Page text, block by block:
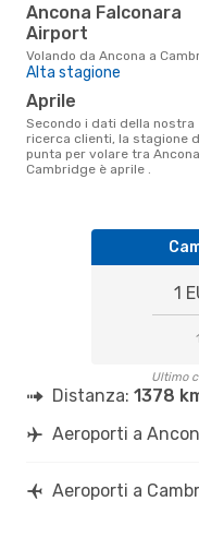
Ancona Falconara
Airport
Volando da Ancona a
Alta stagione
aprile
Secondo i dati della nostra
ricerca clienti, la stagione
punta per volare tra
Cambridge è aprile .
1
Ultimo
Distanza: 1378
Aeroporti a
Aeroporti a